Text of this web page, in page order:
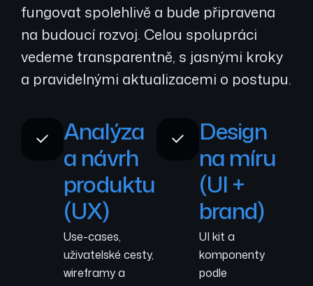
fungovat spolehlivě a bude připravena
na budoucí rozvoj. Celou spolupráci
vedeme transparentně, s jasnými kroky
a pravidelnými aktualizacemi o postupu.
Analýza
a návrh
produktu
(UX)
Use-cases,
uživatelské cesty,
wireframy a
Design
na míru
(UI +
brand)
UI kit a
komponenty
podle